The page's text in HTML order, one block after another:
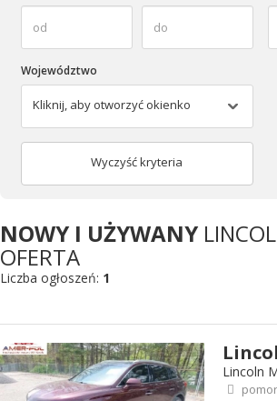
Województwo
Kliknij, aby otworzyć okienko
Wyczyść kryteria
NOWY I UŻYWANY
OFERTA
Liczba ogłoszeń: 1
Lincoln